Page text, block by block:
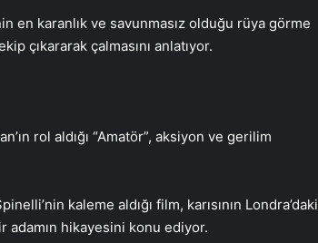
en karanlık ve savunmasız olduğu rüya görme
çıkararak çalmasını anlatıyor.
rol aldığı “Amatör”, aksiyon ve gerilim
kaleme aldığı film, karısının Londra’daki
adamın hikayesini konu ediyor.